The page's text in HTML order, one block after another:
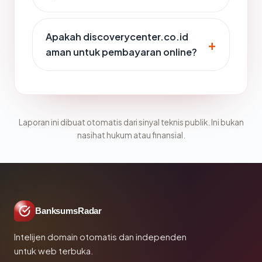
Apakah discoverycenter.co.id
aman untuk pembayaran online?
Laporan ini dibuat otomatis dari sinyal teknis publik. Ini bukan
nasihat hukum atau finansial.
BanksumsRadar
Intelijen domain otomatis dan independen
untuk web terbuka.